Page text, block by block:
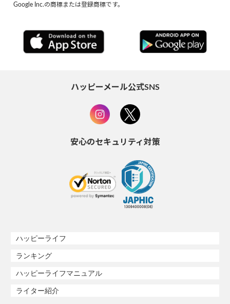
Google Inc.の商標または登録商標です。
ハッピーメール公式SNS
安心のセキュリティ対策
ハッピーライフ
ランキング
ハッピーライフマニュアル
ライター紹介